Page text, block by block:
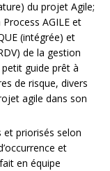
du projet Agile;
AGILE et
(intégrée) et
de la gestion
petit guide prêt à
de risque, divers
agile dans son
et priorisés selon
et
en équipe